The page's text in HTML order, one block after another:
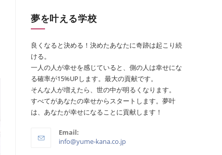
夢を叶える学校
良くなると決める！決めたあなたに奇跡は起こり続
ける。
一人の人が幸せを感じていると、側の人は幸せにな
る確率が15%UPします。最大の貢献です。
そんな人が増えたら、世の中が明るくなります。
すべてがあなたの幸せからスタートします。夢叶
は、あなたが幸せになることに貢献します！
Email:
info@yume-kana.co.jp